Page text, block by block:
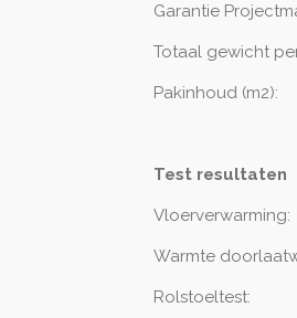
Garantie
Totaal gewicht
Test resultaten
Vloerverwarming:
Warmte
Rolstoeltest: